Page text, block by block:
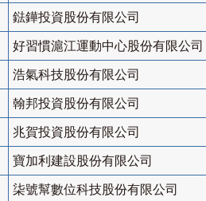
鍅鏵投資股份有限公司
好習慣滬江運動中心股份有限公司
浩氣科技股份有限公司
翰邦投資股份有限公司
兆賀投資股份有限公司
寶加利建設股份有限公司
柒號幫數位科技股份有限公司